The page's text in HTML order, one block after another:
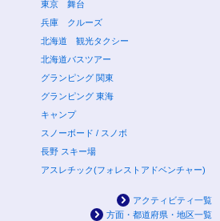
東京 舞台
兵庫 クルーズ
北海道 観光タクシー
北海道バスツアー
グランピング 関東
グランピング 東海
キャンプ
スノーボード / スノボ
長野 スキー場
アスレチック(フォレストアドベンチャー)
アクティビティ一覧
方面・都道府県・地区一覧